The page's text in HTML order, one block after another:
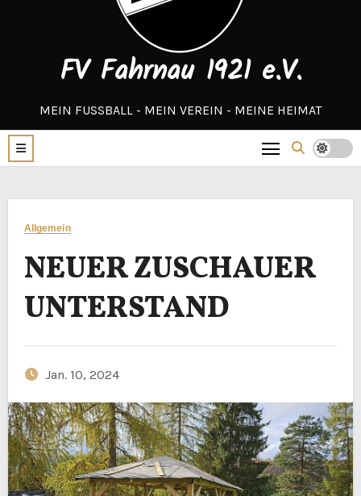
FV Fahrnau 1921 e.V.
MEIN FUSSBALL - MEIN VEREIN - MEINE HEIMAT
Allgemein
NEUER ZUSCHAUER
UNTERSTAND
Jan. 10, 2024